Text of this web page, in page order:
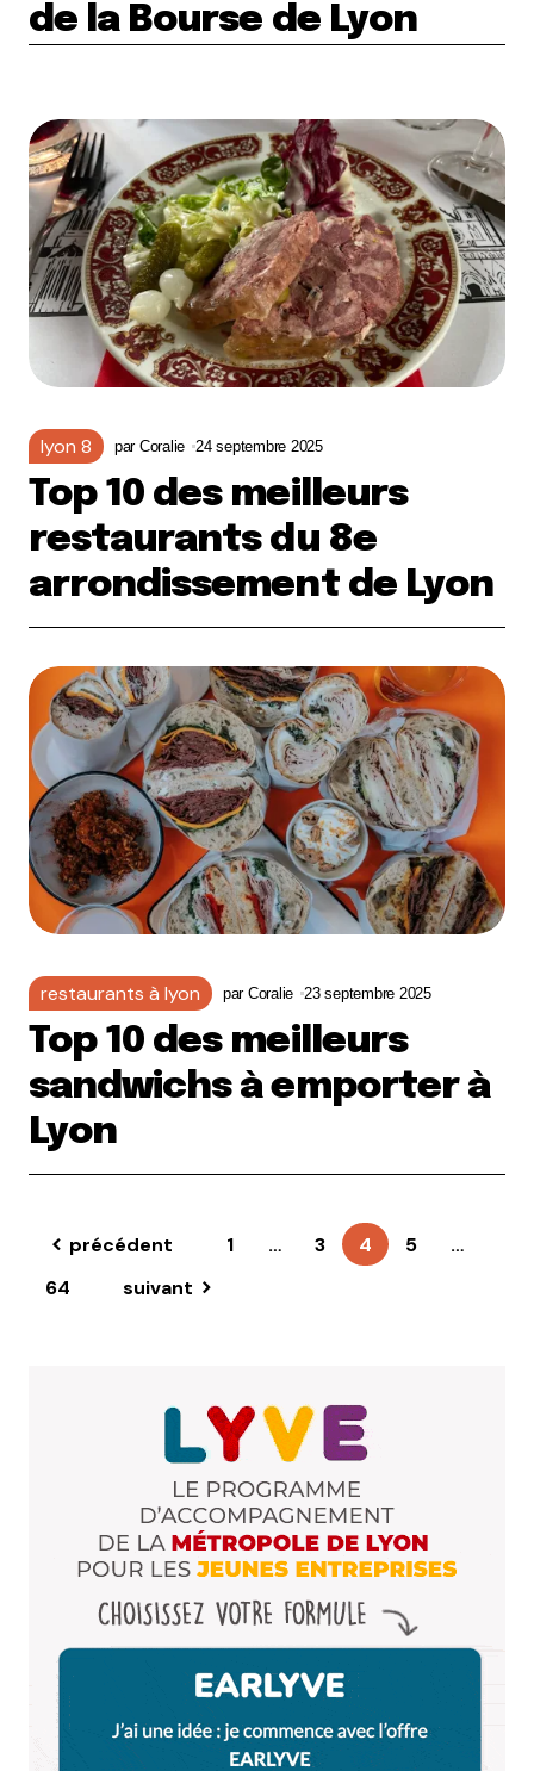
de la Bourse de Lyon
lyon 8 par Coralie 24 septembre 2025
Top 10 des meilleurs
restaurants du 8e
arrondissement de Lyon
restaurants à lyon par Coralie 23 septembre 2025
Top 10 des meilleurs
sandwichs à emporter à
Lyon
précédent 1 … 3 4 5
…
64
suivant